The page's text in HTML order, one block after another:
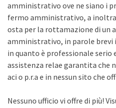
amministrativo ove ne siano i
fermo amministrativo, a
osta per la rottamazione di un
amministrativo, in parole brevi
in quanto è professionale serio
assistenza relae garantita che
aci o p.r.a e in nessun sito che
Nessuno ufficio vi offre di più!